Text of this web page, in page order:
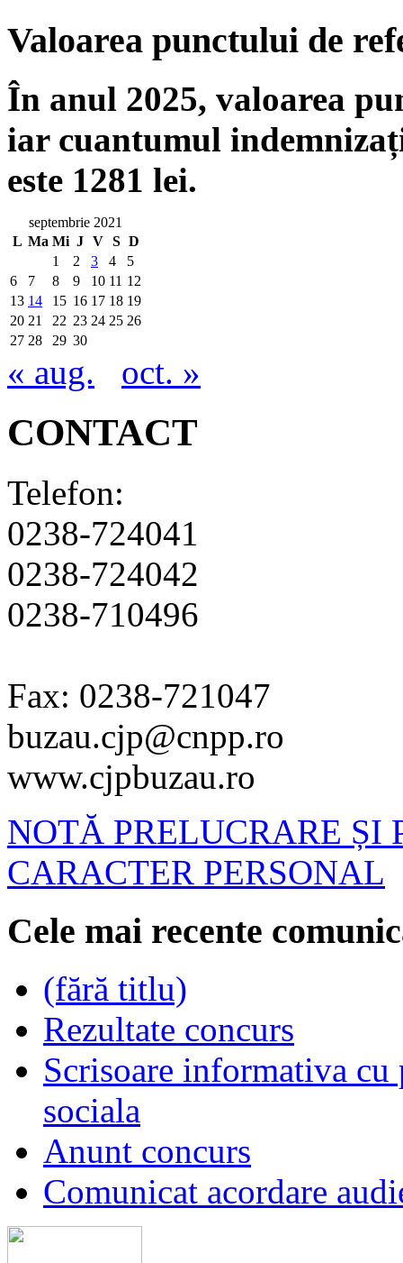
Valoarea punctului de
În anul 2025, valoarea
iar cuantumul
este 1281 lei.
septembrie 2021
L Ma Mi J V S D
1
2 3 4
5
6
7 8 9 10 11 12
13 14 15 16 17 18 19
20 21 22 23 24 25 26
27 28 29 30
« aug. oct. »
CONTACT
Telefon:
0238-724041
0238-724042
0238-710496
Fax: 0238-721047
buzau.cjp@cnpp.ro
www.cjpbuzau.ro
NOTĂ PRELUCRARE ȘI
CARACTER PERSONAL
Cele mai recente
(fără titlu)
Rezultate concurs
Scrisoare informativa
sociala
Anunt concurs
Comunicat acordare